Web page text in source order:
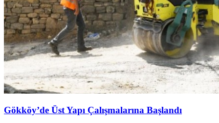
Gökköy’de Üst Yapı Çalışmalarına Başlandı